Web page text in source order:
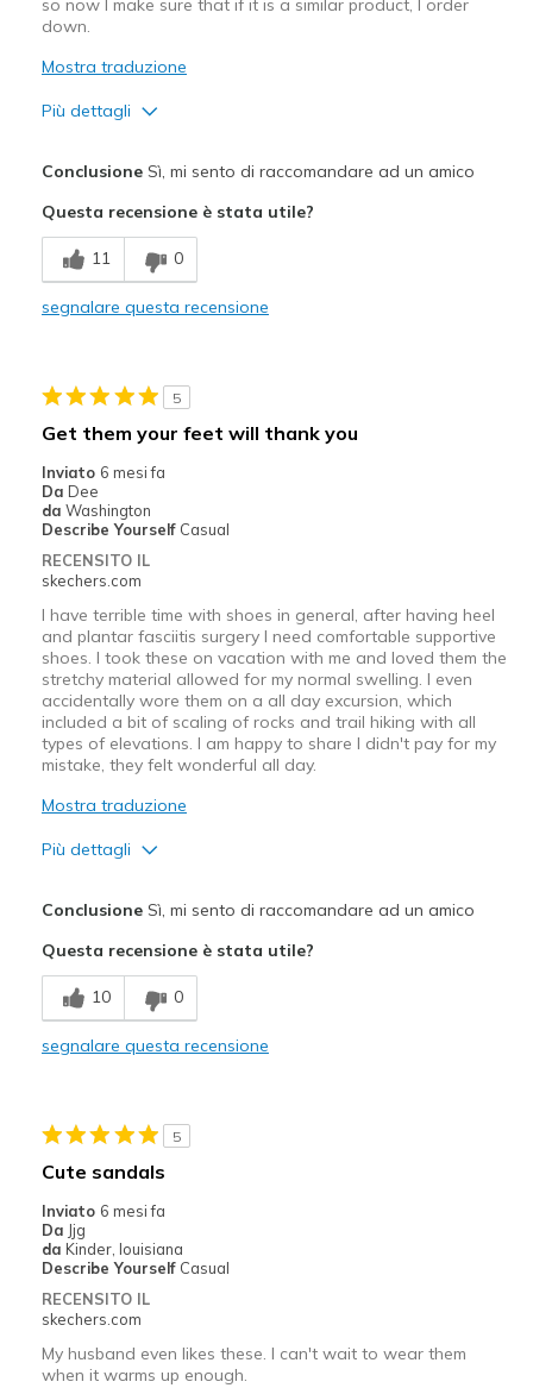
so now I make sure that if it is a similar product, I order
down.
Mostra traduzione
Più dettagli
Comfortable
Durable
View On Shoes
ConclusioneSì, mi sento di raccomandare ad un amico
Questa recensione è stata utile?
11 0
segnalare questa recensione
5
Get them your feet will thank you
Inviato 6 mesi fa
Da Dee
da Washington
Describe Yourself Casual
RECENSITO IL
skechers.com
I have terrible time with shoes in general, after having heel
and plantar fasciitis surgery I need comfortable supportive
shoes. I took these on vacation with me and loved them the
stretchy material allowed for my normal swelling. I even
accidentally wore them on a all day excursion, which
included a bit of scaling of rocks and trail hiking with all
types of elevations. I am happy to share I didn't pay for my
mistake, they felt wonderful all day.
Mostra traduzione
Più dettagli
Breathe Well
Comfortable
Casual Wear
Special Occasions
Sizing
Feels true to size
ConclusioneSì, mi sento di raccomandare ad un amico
Questa recensione è stata utile?
10 0
segnalare questa recensione
5
Cute sandals
Inviato 6 mesi fa
Da Jjg
da Kinder, louisiana
Describe Yourself Casual
RECENSITO IL
skechers.com
My husband even likes these. I can't wait to wear them
when it warms up enough.